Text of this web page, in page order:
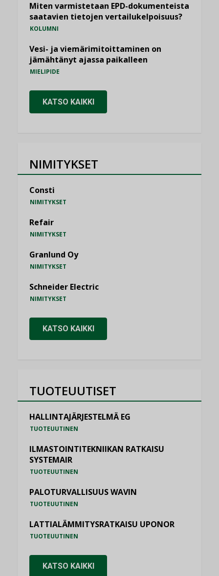
Miten varmistetaan EPD-dokumenteista
saatavien tietojen vertailukelpoisuus?
KOLUMNI
Vesi- ja viemärimitoittaminen on
jämähtänyt ajassa paikalleen
MIELIPIDE
KATSO KAIKKI
NIMITYKSET
Consti
NIMITYKSET
Refair
NIMITYKSET
Granlund Oy
NIMITYKSET
Schneider Electric
NIMITYKSET
KATSO KAIKKI
TUOTEUUTISET
HALLINTAJÄRJESTELMÄ EG
TUOTEUUTINEN
ILMASTOINTITEKNIIKAN RATKAISU
SYSTEMAIR
TUOTEUUTINEN
PALOTURVALLISUUS WAVIN
TUOTEUUTINEN
LATTIALÄMMITYSRATKAISU UPONOR
TUOTEUUTINEN
KATSO KAIKKI